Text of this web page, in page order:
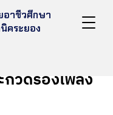
อาชีวศึกษา
คระยอง
วดร้องเพลง